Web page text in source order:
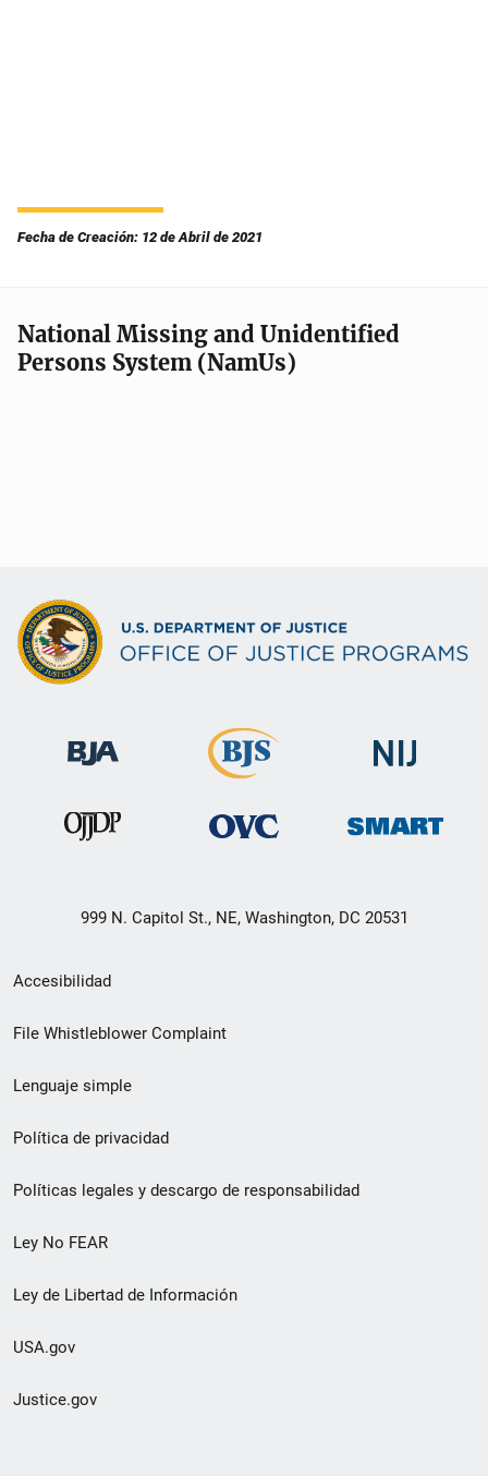
Fecha de Creación: 12 de Abril de 2021
National Missing and Unidentified
Persons System (NamUs)
999 N. Capitol St., NE, Washington, DC 20531
Menú
de
de
pie
de
página
Accesibilidad
File Whistleblower Complaint
Lenguaje simple
Política de privacidad
Políticas legales y descargo de responsabilidad
Ley No FEAR
Ley de Libertad de Información
USA.gov
Justice.gov